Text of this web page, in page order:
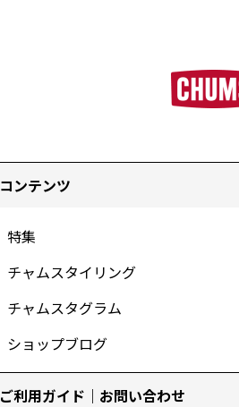
コンテンツ
特集
チャムスタイリング
チャムスタグラム
ショップブログ
ご利用ガイド｜お問い合わせ